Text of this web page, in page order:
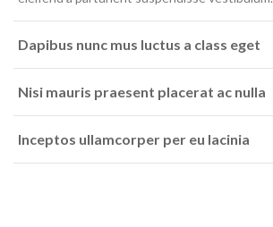
Dapibus nunc mus luctus a class eget
Nisi mauris praesent placerat ac nulla
Inceptos ullamcorper per eu lacinia